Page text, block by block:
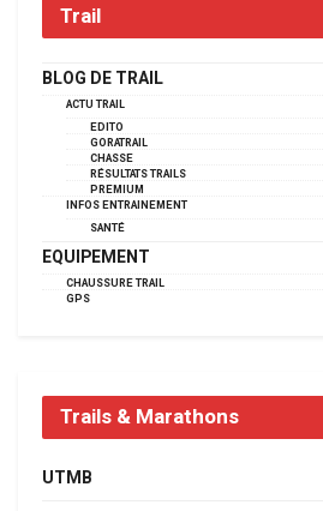
Trail
BLOG DE TRAIL
ACTU TRAIL
EDITO
GORATRAIL
CHASSE
RÉSULTATS TRAILS
PREMIUM
INFOS ENTRAINEMENT
SANTÉ
EQUIPEMENT
CHAUSSURE TRAIL
GPS
Trails & Marathons
UTMB